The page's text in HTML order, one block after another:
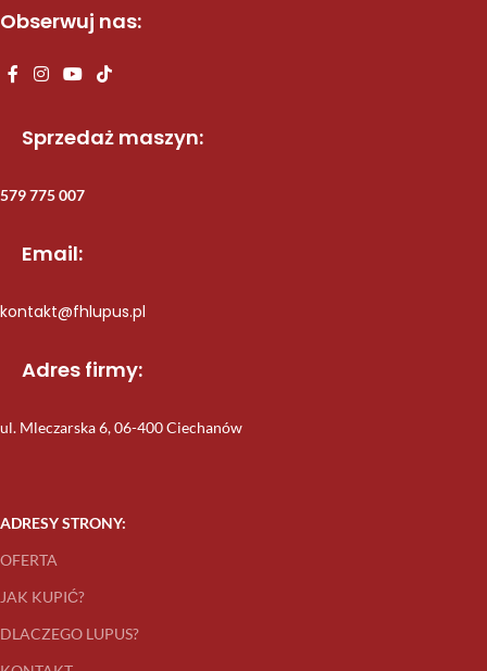
Obserwuj nas:
Sprzedaż maszyn:
579 775 007
Email:
kontakt@fhlupus.pl
Adres firmy:
ul. Mleczarska 6, 06-400 Ciechanów
ADRESY STRONY:
OFERTA
JAK KUPIĆ?
DLACZEGO LUPUS?